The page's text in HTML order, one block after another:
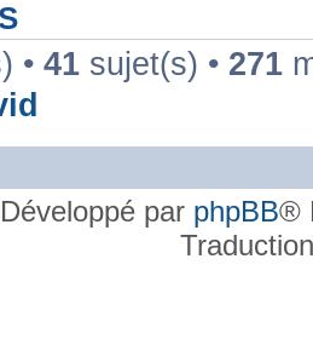
• 41 sujet(s) • 271
Développé par phpBB®